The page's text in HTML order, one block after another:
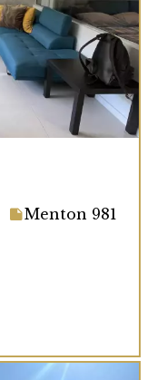
Menton 981